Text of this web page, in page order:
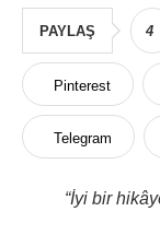
PAYLAŞ 4
Pinterest
Telegram
“İyi bir